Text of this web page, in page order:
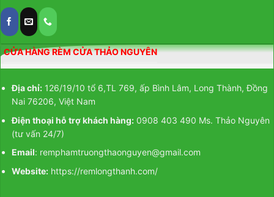
CỬA HÀNG RÈM CỬA THẢO NGUYÊN
Địa chỉ: 126/19/10 tổ 6,TL 769, ấp Bình Lâm, Long Thành, Đồng
Nai 76206, Việt Nam
Điện thoại hỗ trợ khách hàng: 0908 403 490 Ms. Thảo Nguyên
(tư vấn 24/7)
Email: remphamtruongthaonguyen@gmail.com
Website: https://remlongthanh.com/